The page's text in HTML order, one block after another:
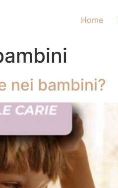
Home
nei bambini?